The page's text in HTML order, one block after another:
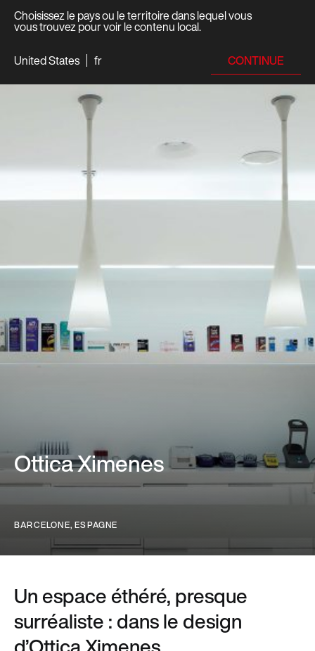
Choisissez le pays ou le territoire dans lequel vous
vous trouvez pour voir le contenu local.
United States
fr CONTINUE
Ottica Ximenes
BARCELONE, ESPAGNE
Un espace éthéré, presque
surréaliste : dans le design